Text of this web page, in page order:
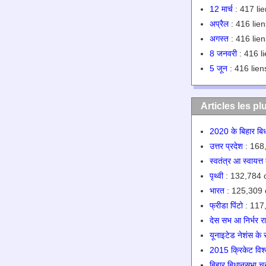
12 मार्च : 417
अप्रैल: 416
अगस्त : 416
8 जनवरी: 416
5 जून : 416
Articles les
2020 के बिहार
उत्तर प्रदेश:
स्वतंत्र आ
पृथ्वी: 132,784
भारत : 125,309
फ्रीडा पिंटो:
देस सभ आ निर्भर
यूनाइटेड नेशंस के
2015 क्रिकेट